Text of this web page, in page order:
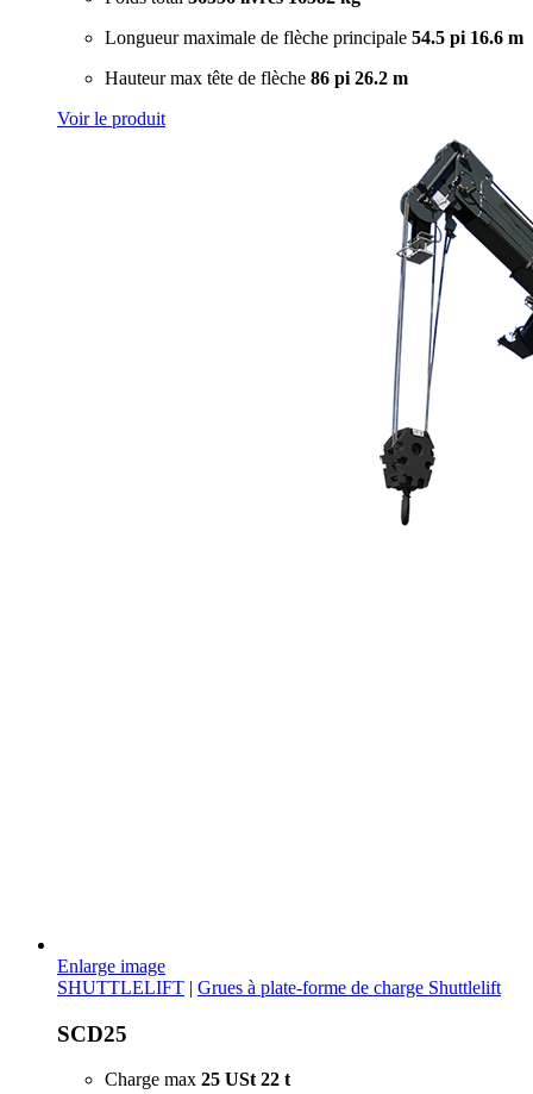
Longueur maximale de flèche principale 54.5 pi 16.6 m
Hauteur max tête de flèche 86 pi 26.2 m
Voir le produit
Enlarge image
SHUTTLELIFT | Grues à plate-forme de charge Shuttlelift
SCD25
Charge max 25 USt 22 t